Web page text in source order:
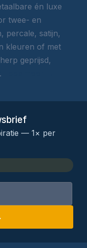
én luxe
twee- en
percale, satijn,
kleuren of met
geprijsd,
— 1× per